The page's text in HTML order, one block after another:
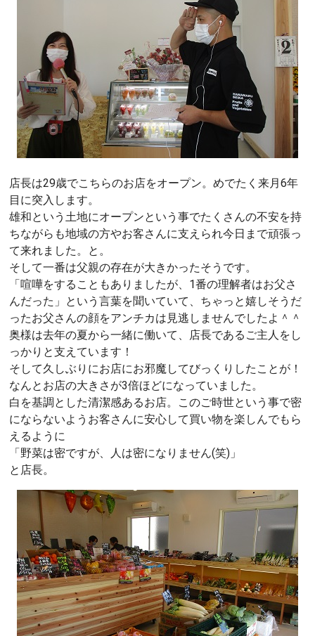
店長は29歳でこちらのお店をオープン。めでたく来月6年
目に突入します。
雄和という土地にオープンという事でたくさんの不安を持
ちながらも地域の方やお客さんに支えられ今日まで頑張っ
て来れました。と。
そして一番は父親の存在が大きかったそうです。
「喧嘩をすることもありましたが、1番の理解者はお父さ
んだった」という言葉を聞いていて、ちゃっと嬉しそうだ
ったお父さんの顔をアンチカは見逃しませんでしたよ＾＾
奥様は去年の夏から一緒に働いて、店長であるご主人をし
っかりと支えています！
そして久しぶりにお店にお邪魔してびっくりしたことが！
なんとお店の大きさが3倍ほどになっていました。
白を基調とした清潔感あるお店。このご時世という事で密
にならないようお客さんに安心して買い物を楽しんでもら
えるように
「野菜は密ですが、人は密になりません(笑)」
と店長。